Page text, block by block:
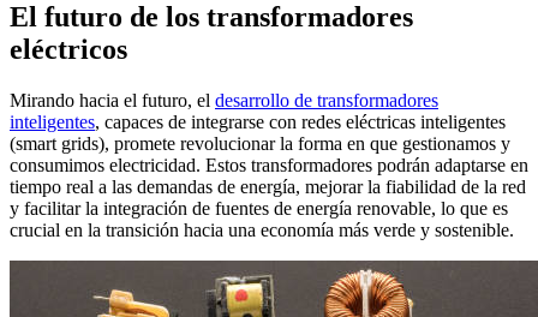
El futuro de los transformadores
eléctricos
Mirando hacia el futuro, el desarrollo de transformadores
inteligentes, capaces de integrarse con redes eléctricas inteligentes
(smart grids), promete revolucionar la forma en que gestionamos y
consumimos electricidad. Estos transformadores podrán adaptarse en
tiempo real a las demandas de energía, mejorar la fiabilidad de la red
y facilitar la integración de fuentes de energía renovable, lo que es
crucial en la transición hacia una economía más verde y sostenible.